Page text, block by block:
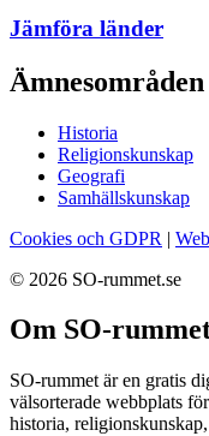
Jämföra länder
Ämnesområden
Historia
Religionskunskap
Geografi
Samhällskunskap
Cookies och GDPR |
© 2026 SO-rummet.se
Om SO-
SO-rummet är en gratis
välsorterade webbplats
historia,